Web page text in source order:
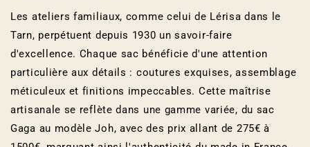
Les ateliers familiaux, comme celui de Lérisa dans le
Tarn, perpétuent depuis 1930 un savoir-faire
d'excellence. Chaque sac bénéficie d'une attention
particulière aux détails : coutures exquises, assemblage
méticuleux et finitions impeccables. Cette maîtrise
artisanale se reflète dans une gamme variée, du sac
Gaga au modèle Joh, avec des prix allant de 275€ à